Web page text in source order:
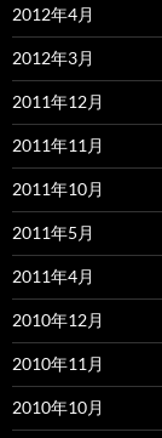
2012年4月
2012年3月
2011年12月
2011年11月
2011年10月
2011年5月
2011年4月
2010年12月
2010年11月
2010年10月